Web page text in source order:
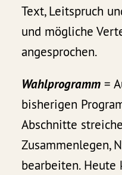
Text, Leitspruch
und mögliche
angesprochen.
Wahlprogramm =
bisherigen
Abschnitte
Zusammenlegen,
bearbeiten.